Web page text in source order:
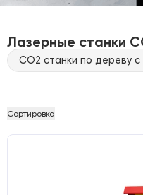
Лазерные станки
CO2 станки по дереву с
Сортировка